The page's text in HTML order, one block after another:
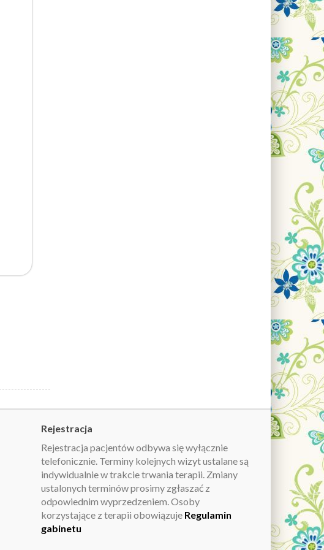
Rejestracja
Rejestracja pacjentów odbywa się wyłącznie
telefonicznie. Terminy kolejnych wizyt ustalane są
indywidualnie w trakcie trwania terapii. Zmiany
ustalonych terminów prosimy zgłaszać z
odpowiednim wyprzedzeniem. Osoby
korzystające z terapii obowiązuje Regulamin
gabinetu